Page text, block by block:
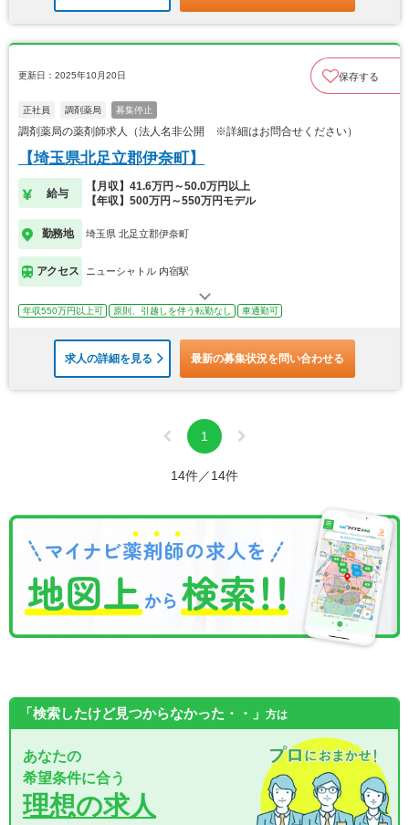
更新日：2025年10月20日 保存する
正社員 調剤薬局 募集停止
調剤薬局の薬剤師求人（法人名非公開 ※詳細はお問合せください）
【埼玉県北足立郡伊奈町】
給与
【月収】41.6万円～50.0万円以上
【年収】500万円～550万円モデル
勤務地 埼玉県 北足立郡伊奈町
アクセス ニューシャトル 内宿駅
年収550万円以上可 原則、引越しを伴う転勤なし 車通勤可
求人の詳細を見る 最新の募集状況を問い合わせる
1
14件／14件
「検索したけど見つからなかった・・」 方は
あなたの
希望条件に合う
理想の求人